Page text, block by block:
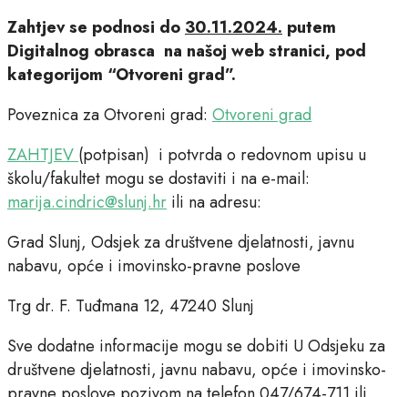
Zahtjev se podnosi do 30.11.2024. putem
Digitalnog obrasca na našoj web stranici, pod
kategorijom “Otvoreni grad”.
Poveznica za Otvoreni grad: Otvoreni grad
ZAHTJEV (potpisan) i potvrda o redovnom upisu u
školu/fakultet mogu se dostaviti i na e-mail:
marija.cindric@slunj.hr ili na adresu:
Grad Slunj, Odsjek za društvene djelatnosti, javnu
nabavu, opće i imovinsko-pravne poslove
Trg dr. F. Tuđmana 12, 47240 Slunj
Sve dodatne informacije mogu se dobiti U Odsjeku za
društvene djelatnosti, javnu nabavu, opće i imovinsko-